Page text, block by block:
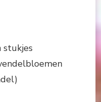
stukjes